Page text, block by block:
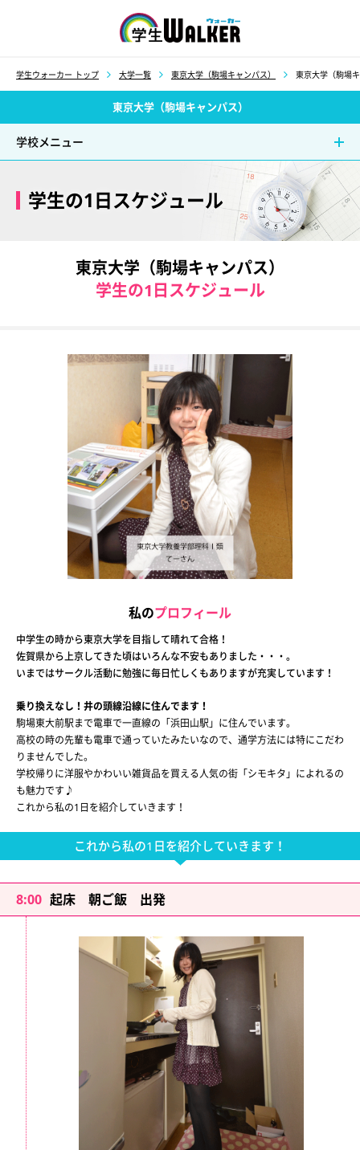
学生ウォーカー トップ 大学一覧 東京大学（駒場キャンパス） 東京大学（駒場
東京大学（駒場キャンパス）
学校メニュー
学生の1日スケジュール
東京大学（駒場キャンパス）
学生の1日スケジュール
私のプロフィール
中学生の時から東京大学を目指して晴れて合格！
佐賀県から上京してきた頃はいろんな不安もありました・・・。
いまではサークル活動に勉強に毎日忙しくもありますが充実しています！
乗り換えなし！井の頭線沿線に住んでます！
駒場東大前駅まで電車で一直線の「浜田山駅」に住んでいます。
高校の時の先輩も電車で通っていたみたいなので、通学方法には特にこだわ
りませんでした。
学校帰りに洋服やかわいい雑貨品を買える人気の街「シモキタ」によれるの
も魅力です♪
これから私の1日を紹介していきます！
これから私の1日を紹介していきます！
8:00 起床 朝ご飯 出発